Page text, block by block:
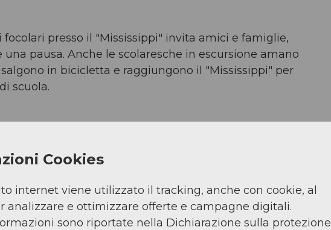
presso il "Mississippi" invita amici e famiglie,
pausa. Anche le scolaresche in escursione amano
in bicicletta e raggiungono il "Mississippi" per
scuola.
Cookies
internet viene utilizzato il tracking, anche con cookie, al
analizzare e ottimizzare offerte e campagne digitali.
sono riportate nella Dichiarazione sulla protezione